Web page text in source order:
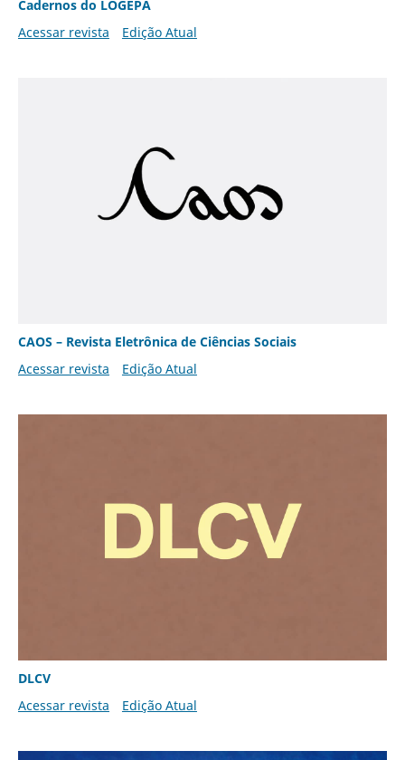
Cadernos do LOGEPA
Acessar revista
Edição Atual
CAOS – Revista Eletrônica de Ciências Sociais
Acessar revista
Edição Atual
DLCV
Acessar revista
Edição Atual